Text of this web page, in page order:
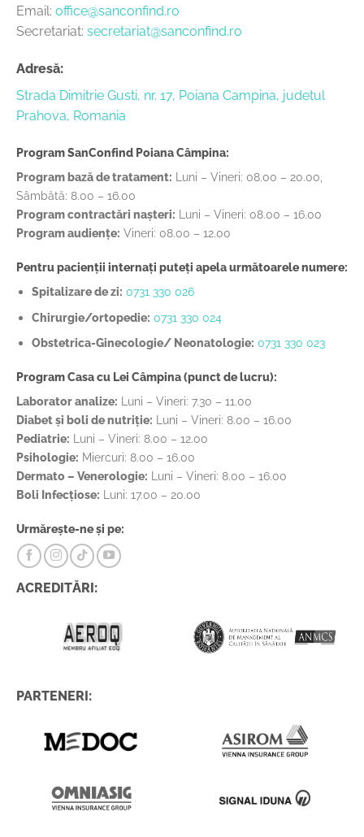
Email: office@sanconfind.ro
Secretariat: secretariat@sanconfind.ro
Adresă:
Strada Dimitrie Gusti, nr. 17, Poiana Campina, judetul
Prahova, Romania
Program SanConfind Poiana Câmpina:
Program bază de tratament: Luni – Vineri: 08.00 – 20.00,
Sâmbătă: 8.00 – 16.00
Program contractări nașteri: Luni – Vineri: 08.00 – 16.00
Program audiențe: Vineri: 08.00 – 12.00
Pentru pacienții internați puteți apela următoarele numere:
Spitalizare de zi: 0731 330 026
Chirurgie/ortopedie: 0731 330 024
Obstetrica-Ginecologie/ Neonatologie: 0731 330 023
Program Casa cu Lei Câmpina (punct de lucru):
Laborator analize: Luni – Vineri: 7.30 – 11.00
Diabet și boli de nutriție: Luni – Vineri: 8.00 – 16.00
Pediatrie: Luni – Vineri: 8.00 – 12.00
Psihologie: Miercuri: 8.00 – 16.00
Dermato – Venerologie: Luni – Vineri: 8.00 – 16.00
Boli Infecțiose: Luni: 17.00 – 20.00
Urmărește-ne și pe:
ACREDITĂRI:
PARTENERI: